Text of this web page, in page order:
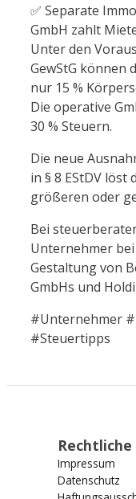
✅ Separate
GmbH zahlt
Unter den
GewStG können
nur 15 %
Die operative
30 % Steuern.
Die neue
in § 8 EStDV löst
größeren oder
Bei
Unternehmer
Gestaltung von
GmbHs und
#Unternehmer
#Steuertipps
Impressum
Datenschutz